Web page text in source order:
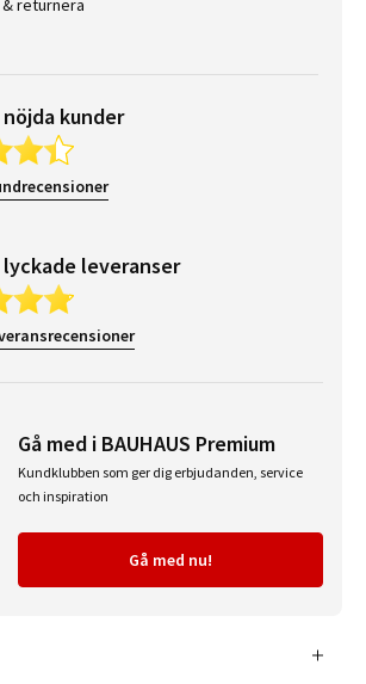
returnera
nöjda kunder
lyckade leveranser
Gå med i BAUHAUS Premium
Kundklubben som ger dig erbjudanden, service
och inspiration
Gå med nu!